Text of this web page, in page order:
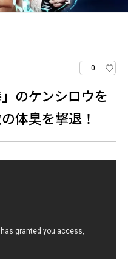
0
のケンシロウを
体臭を撃退！